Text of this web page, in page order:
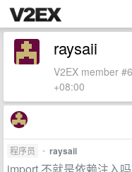
raysaii
V2EX member
+08:00
程序员 • raysaii